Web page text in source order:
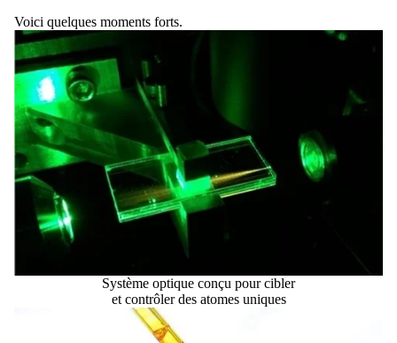
Voici quelques moments forts.
Système optique conçu pour cibler
et contrôler des atomes uniques